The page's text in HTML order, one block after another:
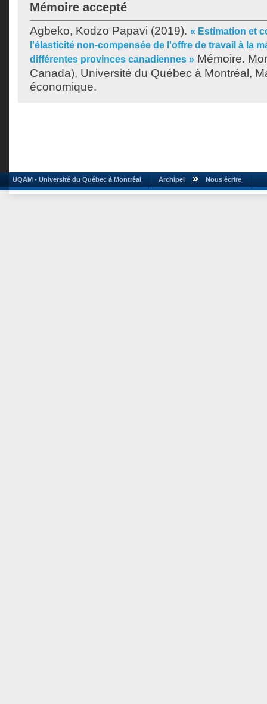
Mémoire accepté
Agbeko, Kodzo Papavi (2019). « Estimation et
l'élasticité non-compensée de l'offre de travail à la
différentes provinces canadiennes » Mémoire.
Canada), Université du Québec à Montréal,
économique.
UQAM - Université du Québec à Montréal Archipel Nous écrire